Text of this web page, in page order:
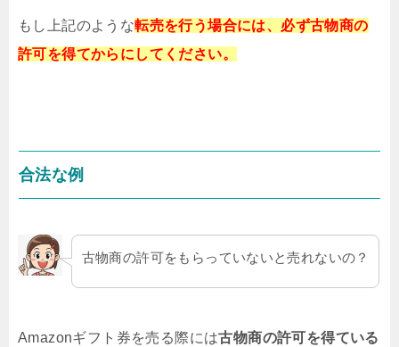
もし上記のような転売を行う場合には、 必ず古物商の
許可を得てからにしてください。
合法な例
古物商の許可をもらっていないと売れないの？
Amazonギフト券を売る際には古物商の許可を得ている